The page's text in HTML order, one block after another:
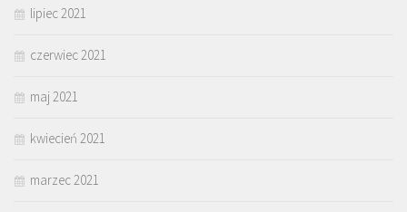
lipiec 2021
czerwiec 2021
maj 2021
kwiecień 2021
marzec 2021